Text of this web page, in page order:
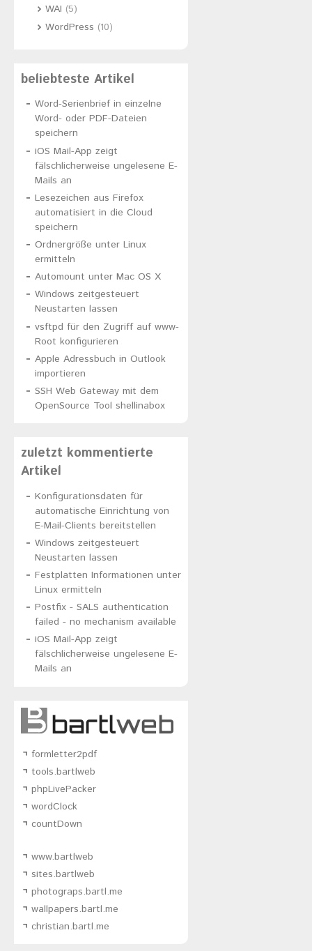
WAI (5)
WordPress (10)
beliebteste Artikel
Word-Serienbrief in einzelne
Word- oder PDF-Dateien
speichern
iOS Mail-App zeigt
fälschlicherweise ungelesene E-
Mails an
Lesezeichen aus Firefox
automatisiert in die Cloud
speichern
Ordnergröße unter Linux
ermitteln
Automount unter Mac OS X
Windows zeitgesteuert
Neustarten lassen
vsftpd für den Zugriff auf www-
Root konfigurieren
Apple Adressbuch in Outlook
importieren
SSH Web Gateway mit dem
OpenSource Tool shellinabox
zuletzt kommentierte
Artikel
Konfigurationsdaten für
automatische Einrichtung von
E-Mail-Clients bereitstellen
Windows zeitgesteuert
Neustarten lassen
Festplatten Informationen unter
Linux ermitteln
Postfix - SALS authentication
failed - no mechanism available
iOS Mail-App zeigt
fälschlicherweise ungelesene E-
Mails an
formletter2pdf
tools.bartlweb
phpLivePacker
wordClock
countDown
www.bartlweb
sites.bartlweb
photograps.bartl.me
wallpapers.bartl.me
christian.bartl.me